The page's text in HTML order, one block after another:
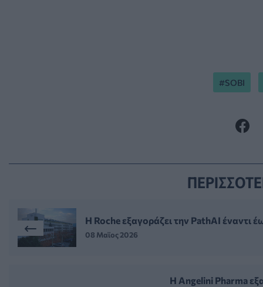
SOBI
Η Roche εξαγοράζει την PathAI έναντι
08 Μαϊος 2026
Η Angelini Pharma